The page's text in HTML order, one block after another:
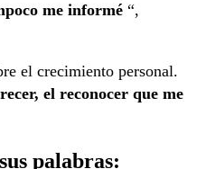
me informé “,
el crecimiento personal.
el reconocer que me
palabras: